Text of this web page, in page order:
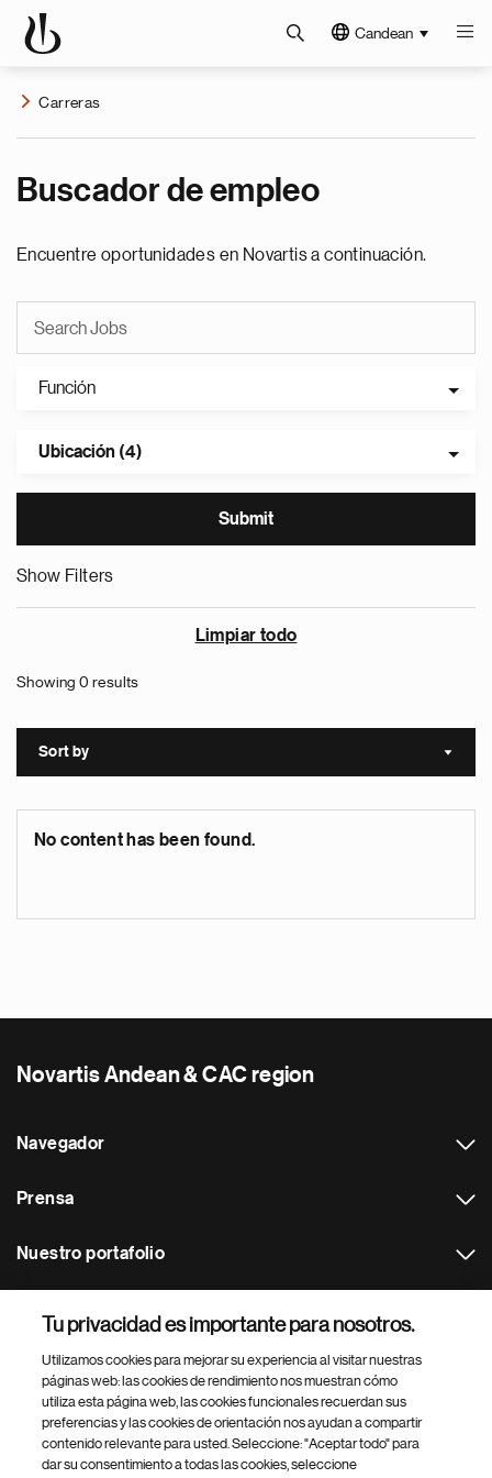
Candean
Carreras
Buscador de empleo
Encuentre oportunidades en Novartis a continuación.
Función
Ubicación (4)
Show Filters
Limpiar todo
Showing 0 results
Sort by Sort
No content has been found.
Novartis Andean & CAC region
Navegador
Prensa
Nuestro portafolio
Footer Site Search
Tu privacidad es importante para nosotros.
Utilizamos cookies para mejorar su experiencia al visitar nuestras
páginas web: las cookies de rendimiento nos muestran cómo
utiliza esta página web, las cookies funcionales recuerdan sus
preferencias y las cookies de orientación nos ayudan a compartir
contenido relevante para usted. Seleccione: "Aceptar todo" para
dar su consentimiento a todas las cookies, seleccione